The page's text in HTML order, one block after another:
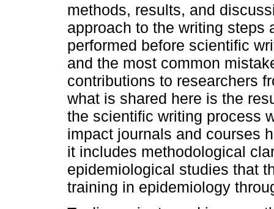
methods, results, and
approach to the writing steps
performed before scientific
and the most common
contributions to researchers
what is shared here is the
the scientific writing process
impact journals and courses
it includes methodological
epidemiological studies that
training in epidemiology